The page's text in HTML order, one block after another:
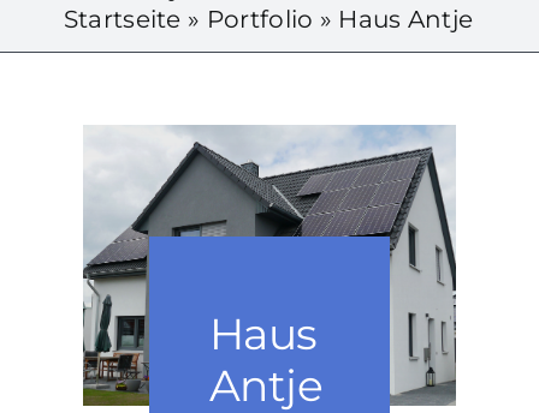
ÜBER UNS
LEISTUNGEN
UNSERE HÄUSER
PERSÖNLICHE NOTE
KONTAKT
Startseite » Portfolio » Haus Antje
Haus
Antje